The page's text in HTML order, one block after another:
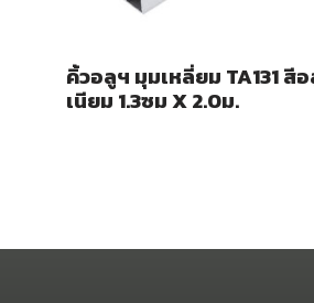
คิ้วอลูฯ มุมเหลี่ยม TA131 สี
เนียม 1.3ซม X 2.0ม.